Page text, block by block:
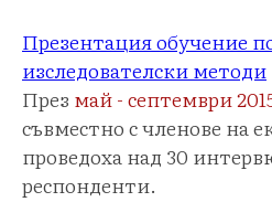
Презентация обучение
изследователски методи
През май - септември
съвместно с членове на
проведоха над 30
респонденти.